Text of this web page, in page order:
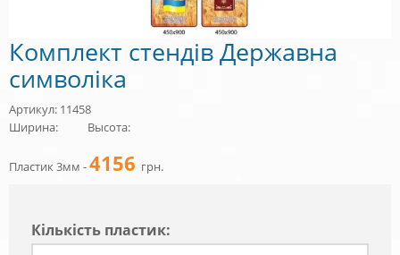
Комплект стендів Державна
символіка
Артикул: 11458
Ширина:
Высота:
Пластик 3мм -4156 грн.
Кiлькiсть пластик: